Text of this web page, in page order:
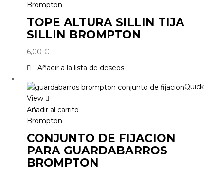
Brompton
TOPE ALTURA SILLIN TIJA
SILLIN BROMPTON
6,00 €
Añadir a la lista de deseos
Quick
View
Añadir al carrito
Brompton
CONJUNTO DE FIJACION
PARA GUARDABARROS
BROMPTON